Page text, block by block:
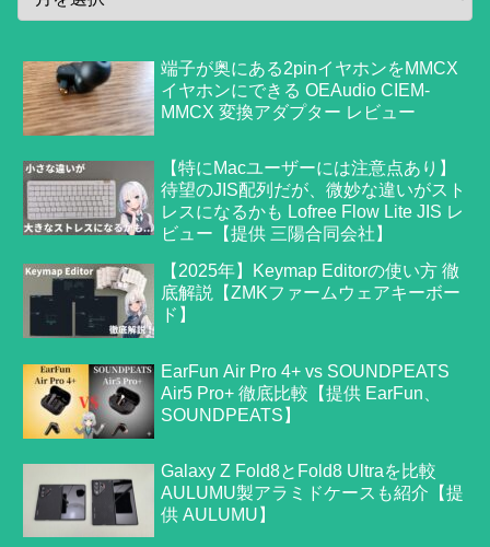
端子が奥にある2pinイヤホンをMMCX
イヤホンにできる OEAudio CIEM-
MMCX 変換アダプター レビュー
【特にMacユーザーには注意点あり】
待望のJIS配列だが、微妙な違いがスト
レスになるかも Lofree Flow Lite JIS レ
ビュー【提供 三陽合同会社】
【2025年】Keymap Editorの使い方 徹
底解説【ZMKファームウェアキーボー
ド】
EarFun Air Pro 4+ vs SOUNDPEATS
Air5 Pro+ 徹底比較【提供 EarFun、
SOUNDPEATS】
Galaxy Z Fold8とFold8 Ultraを比較
AULUMU製アラミドケースも紹介【提
供 AULUMU】